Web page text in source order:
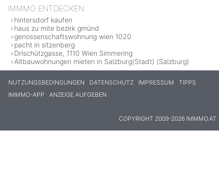
IMMMO ENTDECKEN
hintersdorf kaufen
haus zu mite bezirk gmünd
genossenschaftswohnung wien 1020
pacht in sitzenberg
Drischützgasse, 1110 Wien Simmering
Altbauwohnungen mieten in Salzburg(Stadt) (Salzburg)
NUTZUNGSBEDINGUNGEN DATENSCHUTZ IMPRESSUM
TIPPS
IMMMO-APP
ANZEIGE AUFGEBEN
COPYRIGHT 2009-2026 IMMMO.AT